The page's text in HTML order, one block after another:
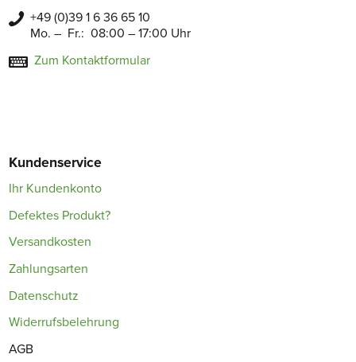
+49 (0)39 1 6 36 65 10
Mo. – Fr.: 08:00 – 17:00 Uhr
Zum Kontaktformular
Kundenservice
Ihr Kundenkonto
Defektes Produkt?
Versandkosten
Zahlungsarten
Datenschutz
Widerrufsbelehrung
AGB